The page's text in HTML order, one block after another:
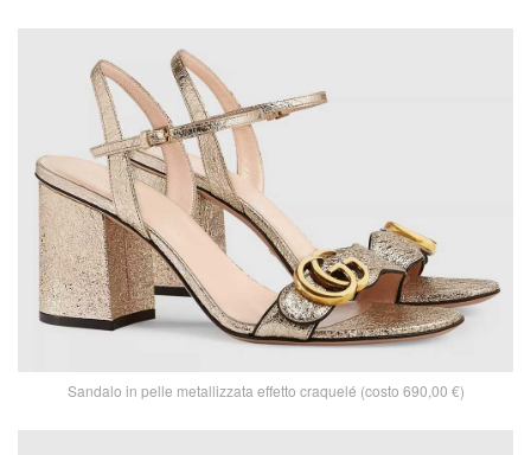
Sandalo in pelle metallizzata effetto craquelé (costo 690,00 €)